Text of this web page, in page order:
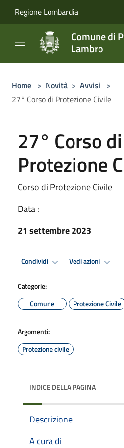
Regione Lombardia
Comune di
Lambro
Home > Novità > Avvisi >
27° Corso di Protezione Civile
27° Corso di
Protezione
Corso di Protezione Civile
Data :
21 settembre 2023
Condividi Vedi azioni
Categorie:
Comune
Protezione Civile
Argomenti:
Protezione civile
INDICE DELLA PAGINA
Descrizione
A cura di